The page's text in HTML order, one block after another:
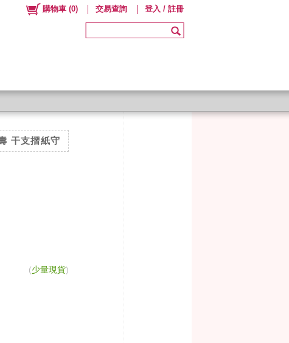
購物車 (0) 交易查詢 登入 / 註冊
干支摺紙守
(少量現貨)